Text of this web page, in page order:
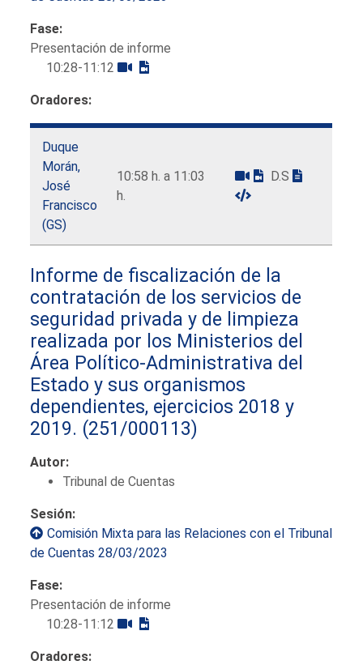
Fase:
Presentación de informe
10:28-11:12
Oradores:
Duque
Morán,
José
Francisco
(GS)
10:58 h. a 11:03
h.
D.S
Informe de fiscalización de la
contratación de los servicios de
seguridad privada y de limpieza
realizada por los Ministerios del
Área Político-Administrativa del
Estado y sus organismos
dependientes, ejercicios 2018 y
2019. (251/000113)
Autor:
Tribunal de Cuentas
Sesión:
Comisión Mixta para las Relaciones con el Tribunal
de Cuentas 28/03/2023
Fase:
Presentación de informe
10:28-11:12
Oradores: